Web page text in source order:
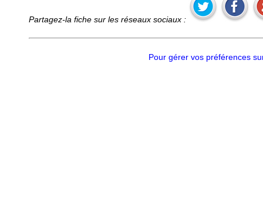
Partagez-la fiche sur les réseaux sociaux :
Pour gérer vos préférences